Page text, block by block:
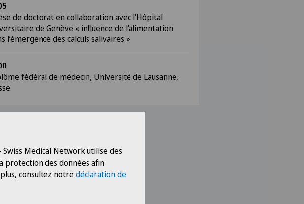
de doctorat en collaboration avec l’Hôpital
de Genève « influence de l’alimentation
l’émergence des calculs salivaires »
fédéral de médecin, Université de Lausanne,
Medical Network utilise des
protection des données afin
consultez notredéclaration de